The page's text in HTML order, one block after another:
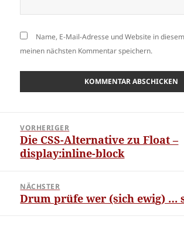
Name, E-Mail-Adresse und Website in
meinen nächsten Kommentar speichern.
VORHERIGER
Vorheriger
Beitrag:
Die CSS-Alternative zu Float –
display:inline-block
NÄCHSTER
Nächster
Drum prüfe wer (sich ewig) …